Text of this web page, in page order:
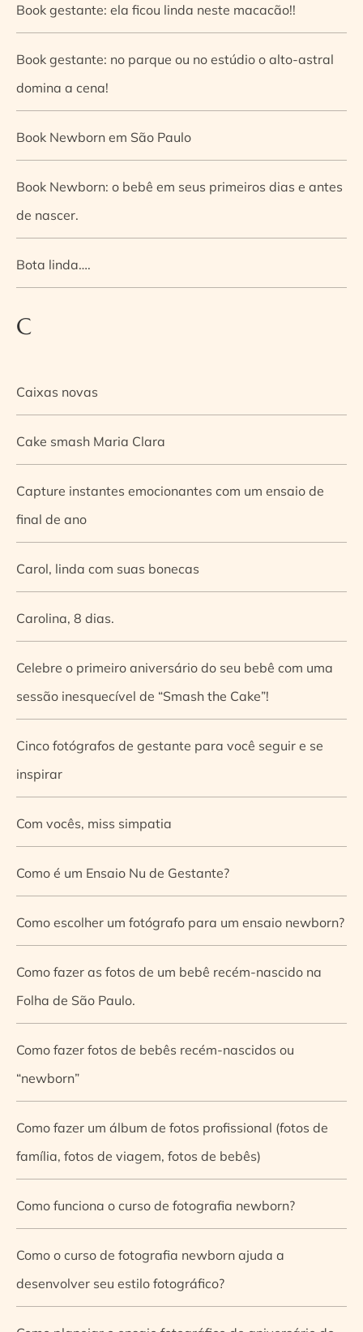
Book gestante: ela ficou linda neste macacão!!
Book gestante: no parque ou no estúdio o alto-astral
domina a cena!
Book Newborn em São Paulo
Book Newborn: o bebê em seus primeiros dias e antes
de nascer.
Bota linda….
C
Caixas novas
Cake smash Maria Clara
Capture instantes emocionantes com um ensaio de
final de ano
Carol, linda com suas bonecas
Carolina, 8 dias.
Celebre o primeiro aniversário do seu bebê com uma
sessão inesquecível de “Smash the Cake”!
Cinco fotógrafos de gestante para você seguir e se
inspirar
Com vocês, miss simpatia
Como é um Ensaio Nu de Gestante?
Como escolher um fotógrafo para um ensaio newborn?
Como fazer as fotos de um bebê recém-nascido na
Folha de São Paulo.
Como fazer fotos de bebês recém-nascidos ou
“newborn”
Como fazer um álbum de fotos profissional (fotos de
família, fotos de viagem, fotos de bebês)
Como funciona o curso de fotografia newborn?
Como o curso de fotografia newborn ajuda a
desenvolver seu estilo fotográfico?